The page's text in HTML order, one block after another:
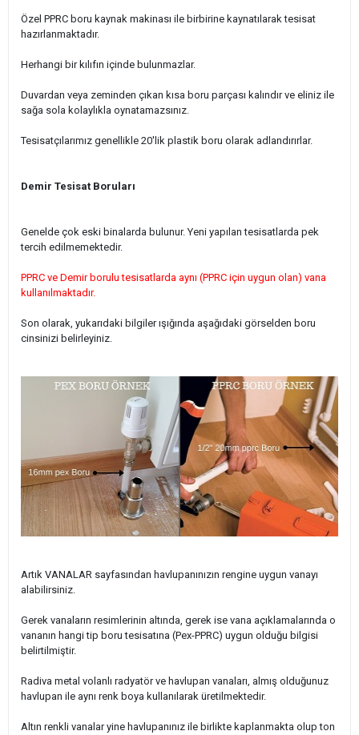
Özel PPRC boru kaynak makinası ile birbirine kaynatılarak tesisat
hazırlanmaktadır.
Herhangi bir kılıfın içinde bulunmazlar.
Duvardan veya zeminden çıkan kısa boru parçası kalındır ve eliniz ile
sağa sola kolaylıkla oynatamazsınız.
Tesisatçılarımız genellikle 20'lik plastik boru olarak adlandırırlar.
Demir Tesisat Boruları
Genelde çok eski binalarda bulunur. Yeni yapılan tesisatlarda pek
tercih edilmemektedir.
PPRC ve Demir borulu tesisatlarda aynı (PPRC için uygun olan) vana
kullanılmaktadır.
Son olarak, yukarıdaki bilgiler ışığında aşağıdaki görselden boru
cinsinizi belirleyiniz.
Artık VANALAR sayfasından havlupanınızın rengine uygun vanayı
alabilirsiniz.
Gerek vanaların resimlerinin altında, gerek ise vana açıklamalarında o
vananın hangi tip boru tesisatına (Pex-PPRC) uygun olduğu bilgisi
belirtilmiştir.
Radiva metal volanlı radyatör ve havlupan vanaları, almış olduğunuz
havlupan ile aynı renk boya kullanılarak üretilmektedir.
Altın renkli vanalar yine havlupanınız ile birlikte kaplanmakta olup ton